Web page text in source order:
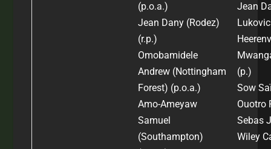
(p.o.a.)
Jean Dany (Rodez)
(r.p.)
Omobamidele
Andrew (Nottingham
Forest) (p.o.a.)
Amo-Ameyaw
Samuel
(Southampton)
Jean
(p.)
Sow
Ouotro
Sebas
Wiley